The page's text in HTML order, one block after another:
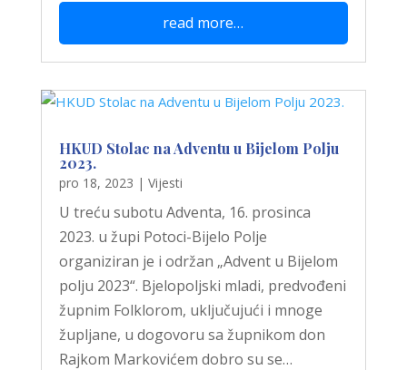
read more…
HKUD Stolac na Adventu u Bijelom Polju
2023.
pro 18, 2023 | Vijesti
U treću subotu Adventa, 16. prosinca
2023. u župi Potoci-Bijelo Polje
organiziran je i održan „Advent u Bijelom
polju 2023“. Bjelopoljski mladi, predvođeni
župnim Folklorom, uključujući i mnoge
župljane, u dogovoru sa župnikom don
Rajkom Markovićem dobro su se…